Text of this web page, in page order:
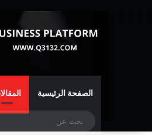
الصفحة الرئيسية